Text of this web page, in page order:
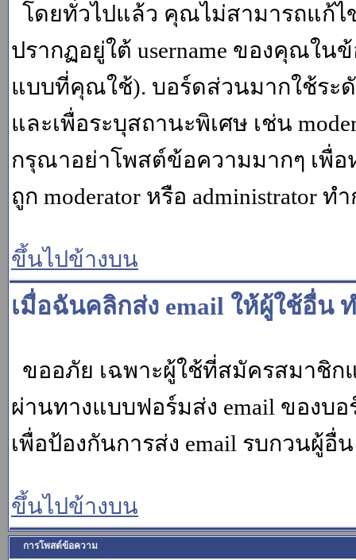
โดยทั่วไปแล้ว คุณไม่สามารถแก้
ปรากฏอยู่ใต้ username ของคุณใ
แบบที่คุณใช้). บอร์ดส่วนมากใช้ร
และเพื่อระบุสถานะพิเศษ เช่น
กรุณาอย่าโพสต์ข้อความมากๆ เพื่
ถูก moderator หรือ administrator
ขึ้นไปข้างบน
เมื่อฉันคลิกส่ง email ให้ผู้ใช้อื่น
ขออภัย เฉพาะผู้ใช้ที่สมัครสมาชิก
ผ่านทางแบบฟอร์มส่ง email ของ
เพื่อป้องกันการส่ง email รบกวนผู้อื่
ขึ้นไปข้างบน
การโพสต์ข้อความ